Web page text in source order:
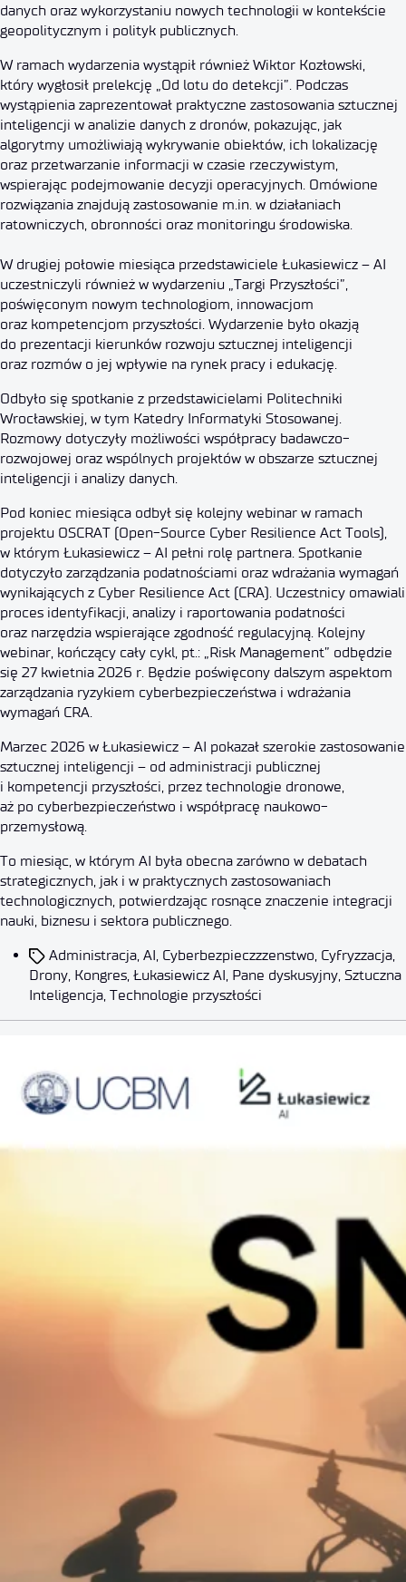
danych oraz wykorzystaniu nowych technologii w kontekście
geopolitycznym i polityk publicznych.
W ramach wydarzenia wystąpił również Wiktor Kozłowski,
który wygłosił prelekcję „Od lotu do detekcji”. Podczas
wystąpienia zaprezentował praktyczne zastosowania sztucznej
inteligencji w analizie danych z dronów, pokazując, jak
algorytmy umożliwiają wykrywanie obiektów, ich lokalizację
oraz przetwarzanie informacji w czasie rzeczywistym,
wspierając podejmowanie decyzji operacyjnych. Omówione
rozwiązania znajdują zastosowanie m.in. w działaniach
ratowniczych, obronności oraz monitoringu środowiska.
W drugiej połowie miesiąca przedstawiciele Łukasiewicz – AI
uczestniczyli również w wydarzeniu „Targi Przyszłości”,
poświęconym nowym technologiom, innowacjom
oraz kompetencjom przyszłości. Wydarzenie było okazją
do prezentacji kierunków rozwoju sztucznej inteligencji
oraz rozmów o jej wpływie na rynek pracy i edukację.
Odbyło się spotkanie z przedstawicielami Politechniki
Wrocławskiej, w tym Katedry Informatyki Stosowanej.
Rozmowy dotyczyły możliwości współpracy badawczo-
rozwojowej oraz wspólnych projektów w obszarze sztucznej
inteligencji i analizy danych.
Pod koniec miesiąca odbył się kolejny webinar w ramach
projektu OSCRAT (Open-Source Cyber Resilience Act Tools),
w którym Łukasiewicz – AI pełni rolę partnera. Spotkanie
dotyczyło zarządzania podatnościami oraz wdrażania wymagań
wynikających z Cyber Resilience Act (CRA). Uczestnicy omawiali
proces identyfikacji, analizy i raportowania podatności
oraz narzędzia wspierające zgodność regulacyjną. Kolejny
webinar, kończący cały cykl, pt.: „Risk Management” odbędzie
się 27 kwietnia 2026 r. Będzie poświęcony dalszym aspektom
zarządzania ryzykiem cyberbezpieczeństwa i wdrażania
wymagań CRA.
Marzec 2026 w Łukasiewicz – AI pokazał szerokie zastosowanie
sztucznej inteligencji – od administracji publicznej
i kompetencji przyszłości, przez technologie dronowe,
aż po cyberbezpieczeństwo i współpracę naukowo-
przemysłową.
To miesiąc, w którym AI była obecna zarówno w debatach
strategicznych, jak i w praktycznych zastosowaniach
technologicznych, potwierdzając rosnące znaczenie integracji
nauki, biznesu i sektora publicznego.
Administracja, AI, Cyberbezpieczzzenstwo, Cyfryzzacja,
Drony, Kongres, Łukasiewicz AI, Pane dyskusyjny, Sztuczna
Inteligencja, Technologie przyszłości
SNADE – Nowe podejście do
Autor:dorota.bilek